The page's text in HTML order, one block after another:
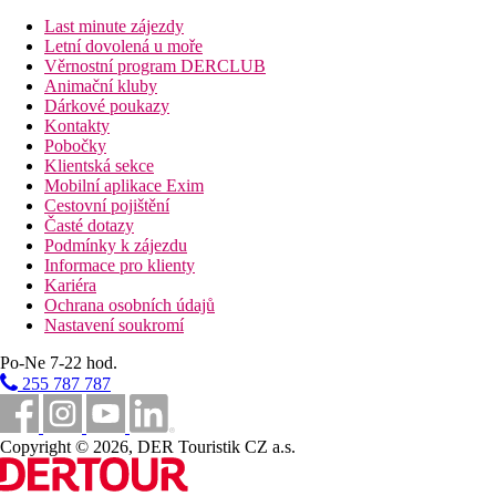
Všechny hotelové pokoje jsou navrženy tak, aby zaručovaly
fénem, satelitní TV, trezorem, minibarem, setem na přípravu
Vzdálenosti
35 km
Vzdálenost od nejbližšího letiště
4 km
Centrum města
80 m
Vzdálenost k pláži
Pláž
Lehátka a slunečníky na pláži zdarma
Plážová dovolená
Bazény
Lehátka a slunečníky u bazénu zdarma
Last minute zájezdy
Letní dovolená u moře
Věrnostní program DERCLUB
Animační kluby
Dárkové poukazy
Kontakty
Pobočky
Klientská sekce
Mobilní aplikace Exim
Cestovní pojištění
Časté dotazy
Podmínky k zájezdu
Informace pro klienty
Kariéra
Ochrana osobních údajů
Nastavení soukromí
Po-Ne 7-22 hod.
255 787 787
Copyright © 2026, DER Touristik CZ a.s.